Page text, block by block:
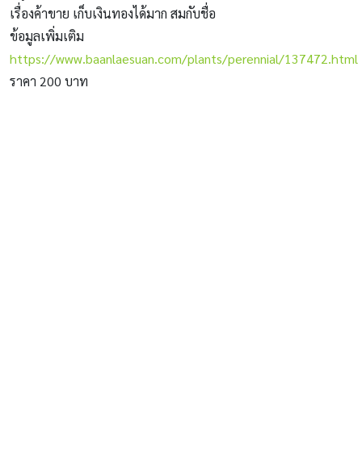
เรื่องค้าขาย เก็บเงินทองได้มาก สมกับชื่อ
ข้อมูลเพิ่มเติม
https://www.baanlaesuan.com/plants/perennial/137472.html
ราคา 200 บาท